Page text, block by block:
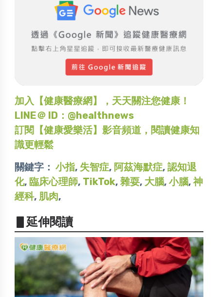
加入【健康醫療網】，天天關注您健康！
LINE＠ ID：@healthnews
訂閱【健康愛樂活】影音頻道，閱讀健康知
識更輕鬆
關鍵字： 小指, 失智症, 阿茲海默症, 認知退
化, 臨床心理師, TikTok, 雜耍, 大腦, 小腦,神
經科, 肌肉,
▋延伸閱讀